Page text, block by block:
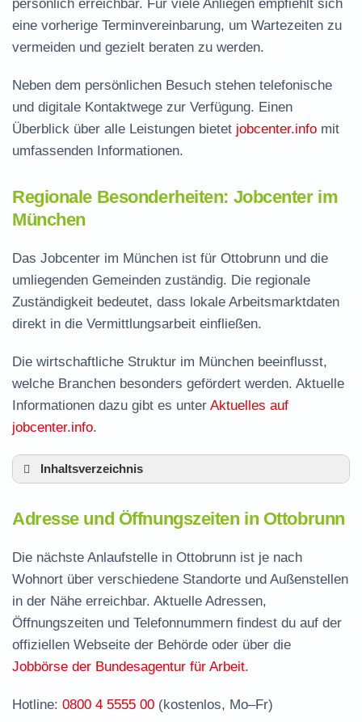
persönlich erreichbar. Für viele Anliegen empfiehlt sich
eine vorherige Terminvereinbarung, um Wartezeiten zu
vermeiden und gezielt beraten zu werden.
Neben dem persönlichen Besuch stehen telefonische
und digitale Kontaktwege zur Verfügung. Einen
Überblick über alle Leistungen bietet jobcenter.info mit
umfassenden Informationen.
Regionale Besonderheiten: Jobcenter im
München
Das Jobcenter im München ist für Ottobrunn und die
umliegenden Gemeinden zuständig. Die regionale
Zuständigkeit bedeutet, dass lokale Arbeitsmarktdaten
direkt in die Vermittlungsarbeit einfließen.
Die wirtschaftliche Struktur im München beeinflusst,
welche Branchen besonders gefördert werden. Aktuelle
Informationen dazu gibt es unter Aktuelles auf
jobcenter.info.
Inhaltsverzeichnis
Leistungen der Arbeitsvermittlung in Ottobrunn
Termin vereinbaren und Bürgergeld beantragen
Jobcenter München – zuständige Stelle
Häufige Fragen rund ums Jobcenter
Adresse und Öffnungszeiten in Ottobrunn
Die nächste Anlaufstelle in Ottobrunn ist je nach
Wohnort über verschiedene Standorte und Außenstellen
in der Nähe erreichbar. Aktuelle Adressen,
Öffnungszeiten und Telefonnummern findest du auf der
offiziellen Webseite der Behörde oder über die
Jobbörse der Bundesagentur für Arbeit.
Hotline: 0800 4 5555 00 (kostenlos, Mo–Fr)